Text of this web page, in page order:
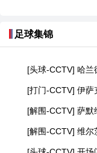
足球集锦
[头球-CCTV] 哈兰德
[打门-CCTV] 伊萨
[解围-CCTV] 萨默
[解围-CCTV] 维尔茨